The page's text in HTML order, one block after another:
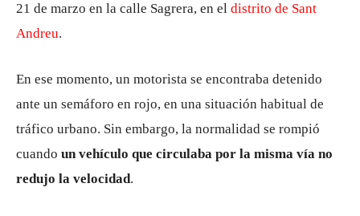
21 de marzo en la calle Sagrera, en el distrito de Sant
Andreu.
En ese momento, un motorista se encontraba detenido
ante un semáforo en rojo, en una situación habitual de
tráfico urbano. Sin embargo, la normalidad se rompió
cuando un vehículo que circulaba por la misma vía no
redujo la velocidad.